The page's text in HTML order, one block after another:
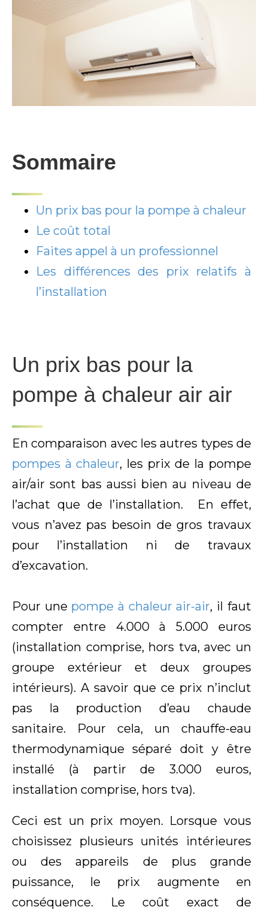
Sommaire
Un prix bas pour la pompe à chaleur
Le coût total
Faites appel à un professionnel
Les différences des prix relatifs à
l’installation
Un prix bas pour la
pompe à chaleur air air
En comparaison avec les autres types de
pompes àchaleur, les prix de la pompe
air/air sont bas aussi bien au niveau de
l’achat que de l’installation. En effet,
vous n’avez pas besoin de gros travaux
pour l’installation ni de travaux
d’excavation.
Pour une pompe à chaleur air-air, il faut
compter entre 4.000 à 5.000 euros
(installation comprise, hors tva, avec un
groupe extérieur et deux groupes
intérieurs). A savoir que ce prix n’inclut
pas la production d’eau chaude
sanitaire. Pour cela, un chauffe-eau
thermodynamique séparé doit y être
installé (à partir de 3.000 euros,
installation comprise, hors tva).
Ceci est un prix moyen. Lorsque vous
choisissez plusieurs unités intérieures
ou des appareils de plus grande
puissance, le prix augmente en
conséquence. Le coût exact de